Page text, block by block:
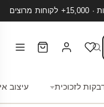
לזכוכית עיצוב